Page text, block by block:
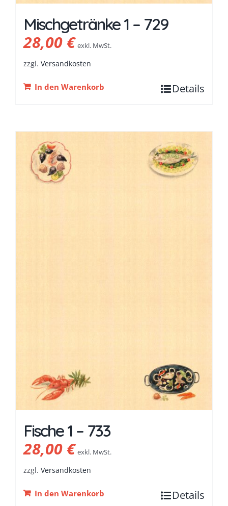
Mischgetränke 1 – 729
28,00€ exkl. MwSt.
zzgl. Versandkosten
In den Warenkorb Details
Fische 1 – 733
28,00€ exkl. MwSt.
zzgl. Versandkosten
In den Warenkorb Details